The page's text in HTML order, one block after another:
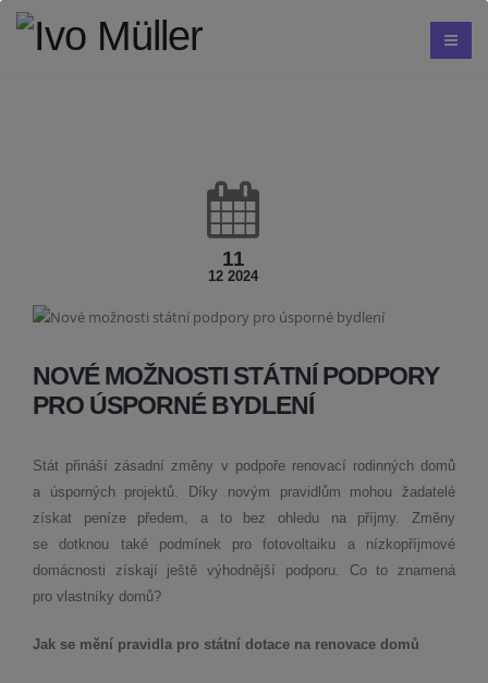
11
12 2024
NOVÉ MOŽNOSTI STÁTNÍ PODPORY
PRO ÚSPORNÉ BYDLENÍ
Stát přináší zásadní změny v podpoře renovací rodinných domů
a úsporných projektů. Díky novým pravidlům mohou žadatelé
získat peníze předem, a to bez ohledu na příjmy. Změny
se dotknou také podmínek pro fotovoltaiku a nízkopříjmové
domácnosti získají ještě výhodnější podporu. Co to znamená
pro vlastníky domů?
Jak se mění pravidla pro státní dotace na renovace domů